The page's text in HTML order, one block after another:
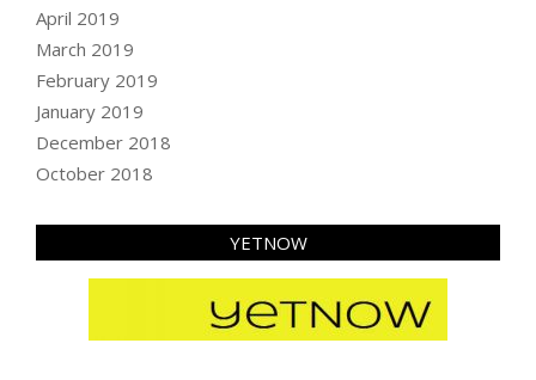
April 2019
March 2019
February 2019
January 2019
December 2018
October 2018
YETNOW